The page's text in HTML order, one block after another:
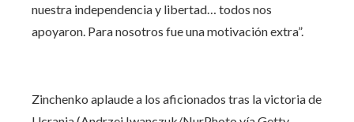
nuestra independencia y libertad… todos nos
apoyaron. Para nosotros fue una motivación extra”.
Zinchenko aplaude a los aficionados tras la victoria de